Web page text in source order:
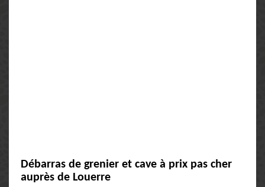
Débarras de grenier et cave à prix pas cher
auprès de Louerre